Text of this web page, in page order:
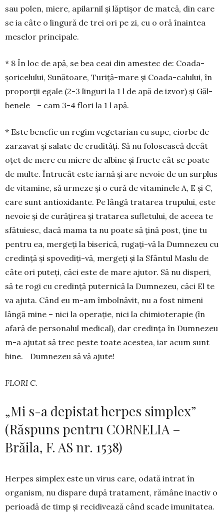
sau po­len, miere, apilarnil și lăp­tișor de matcă, din care
se ia câ­te o lingură de trei ori pe zi, cu o oră înaintea
me­se­lor prin­cipale.
* 8 În loc de apă, se bea ceai din amestec de: Coa­­da-
șoricelului, Sunătoare, Turiță-mare și Coada-ca­lului, în
proporții egale (2-3 linguri la 1 l de apă de izvor) și Găl­
benele – cam 3-4 flori la 1 l apă.
* Este benefic un re­gim vegetarian cu supe, ciorbe de
zarzavat și salate de cru­dități. Să nu folo­sească decât
oțet de mere cu miere de al­bine și fructe cât se poate
de multe. Întrucât este iar­nă și are nevoie de un surplus
de vitamine, să urmeze și o cură de vitaminele A, E și C,
care sunt antioxi­dante. Pe lân­gă tratarea trupului, este
nevoie și de cură­țirea și tra­­tarea sufletului, de aceea te
sfătuiesc, dacă mama ta nu poate să țină post, ține tu
pentru ea, mergeți la bi­se­rică, rugați-vă la Dumnezeu cu
credință și spovediți-vă, mer­­geți și la Sfântul Maslu de
câte ori puteți, căci este de ma­­re ajutor. Să nu disperi,
să te rogi cu credință pu­ter­nică la Dum­nezeu, căci El te
va ajuta. Când eu m-am îm­bol­nă­vit, nu a fost nimeni
lângă mine – nici la operație, nici la chimioterapie (în
afară de per­so­nalul medical), dar cre­dința în Dumnezeu
m-a ajutat să trec peste toate acestea, iar acum sunt
bine. Dumnezeu să vă ajute!
FLORI C.
„Mi s-a depistat herpes simplex”
(Răspuns pentru CORNELIA –
Brăila, F. AS nr. 1538)
Herpes simplex este un virus care, odată intrat în
organism, nu dispare după tratament, rămâne inactiv o
perioadă de timp și recidi­vează când scade imunitatea.